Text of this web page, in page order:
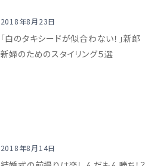
2018年8月23日
「白のタキシードが似合わない！」新郎
新婦のためのスタイリング５選
2018年8月14日